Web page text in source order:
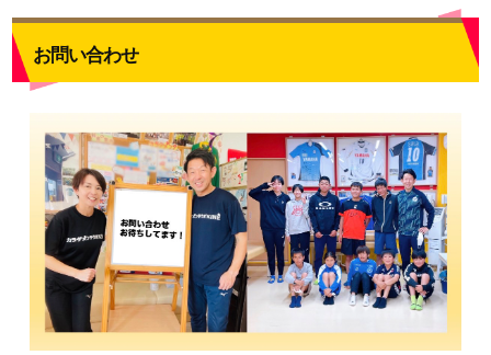
お問い合わせ